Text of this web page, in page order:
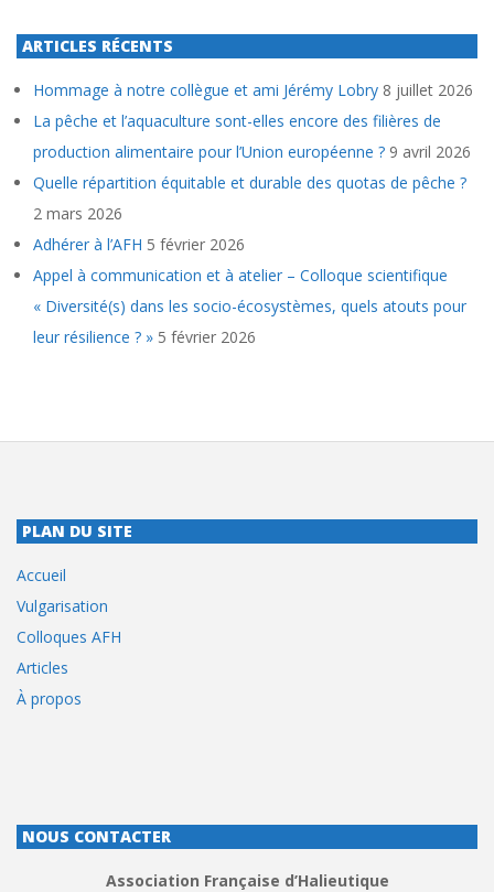
ARTICLES RÉCENTS
Hommage à notre collègue et ami Jérémy Lobry 8 juillet 2026
La pêche et l’aquaculture sont-elles encore des filières de
production alimentaire pour l’Union européenne ? 9 avril 2026
Quelle répartition équitable et durable des quotas de pêche ?
2 mars 2026
Adhérer à l’AFH 5 février 2026
Appel à communication et à atelier – Colloque scientifique
« Diversité(s) dans les socio-écosystèmes, quels atouts pour
leur résilience ? » 5 février 2026
PLAN DU SITE
Accueil
Vulgarisation
Colloques AFH
Articles
À propos
NOUS CONTACTER
Association Française d’Halieutique